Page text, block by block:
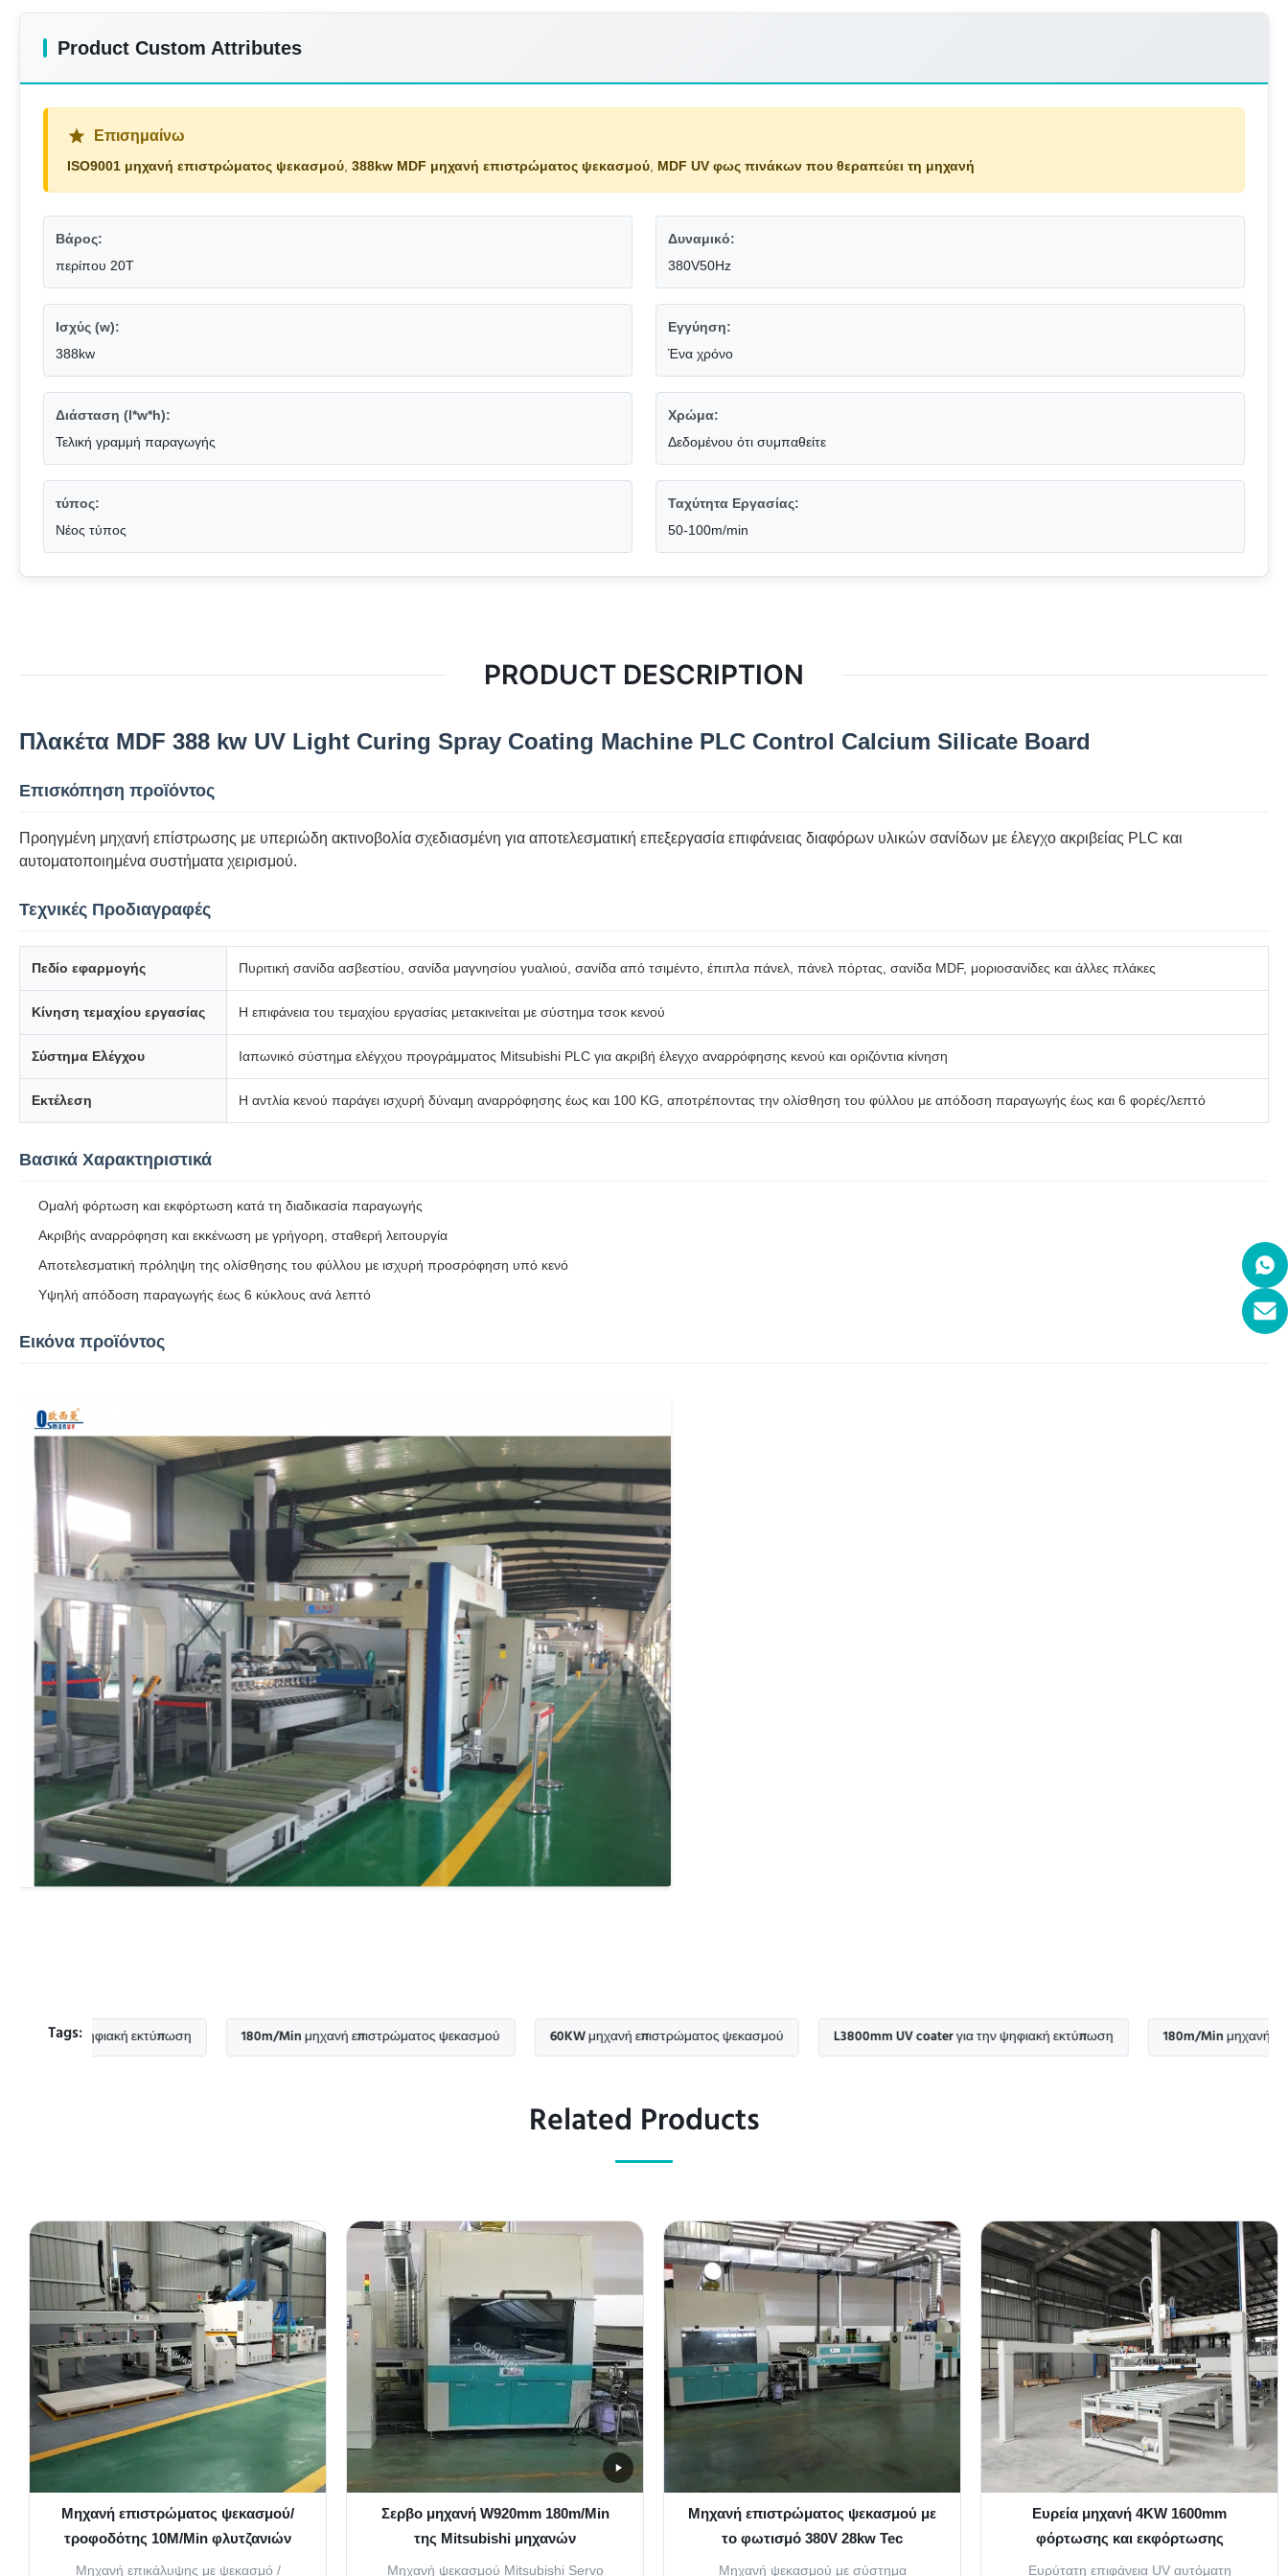
Product Custom Attributes
Επισημαίνω
ISO9001 μηχανή επιστρώματος ψεκασμού 388kw MDF μηχανή επιστρώματος ψεκασμού MDF UV φως πινάκων που θεραπεύει τη μηχανή
Βάρος:
περίπου 20T
Δυναμικό:
380V50Hz
Ισχύς (w):
388kw
Εγγύηση:
Ένα χρόνο
Διάσταση (l*w*h):
Τελική γραμμή παραγωγής
Χρώμα:
Δεδομένου ότι συμπαθείτε
τύπος:
Νέος τύπος
Ταχύτητα Εργασίας:
50-100m/min
PRODUCT DESCRIPTION
Πλακέτα MDF 388 kw UV Light Curing Spray Coating Machine PLC Control Calcium Silicate Board
Επισκόπηση προϊόντος
Προηγμένη μηχανή επίστρωσης με υπεριώδη ακτινοβολία σχεδιασμένη για αποτελεσματική επεξεργασία επιφάνειας διαφόρων υλικών σανίδων με έλεγχο ακριβείας PLC και
αυτοματοποιημένα συστήματα χειρισμού.
Τεχνικές Προδιαγραφές
Πεδίο εφαρμογής Πυριτική σανίδα ασβεστίου, σανίδα μαγνησίου γυαλιού, σανίδα από τσιμέντο, έπιπλα πάνελ, πάνελ πόρτας, σανίδα MDF, μοριοσανίδες και άλλες πλάκες
Κίνηση τεμαχίου εργασίας Η επιφάνεια του τεμαχίου εργασίας μετακινείται με σύστημα τσοκ κενού
Σύστημα Ελέγχου Ιαπωνικό σύστημα ελέγχου προγράμματος Mitsubishi PLC για ακριβή έλεγχο αναρρόφησης κενού και οριζόντια κίνηση
Εκτέλεση Η αντλία κενού παράγει ισχυρή δύναμη αναρρόφησης έως και 100 KG, αποτρέποντας την ολίσθηση του φύλλου με απόδοση παραγωγής έως και 6 φορές/λεπτό
Βασικά Χαρακτηριστικά
Ομαλή φόρτωση και εκφόρτωση κατά τη διαδικασία παραγωγής
Ακριβής αναρρόφηση και εκκένωση με γρήγορη, σταθερή λειτουργία
Αποτελεσματική πρόληψη της ολίσθησης του φύλλου με ισχυρή προσρόφηση υπό κενό
Υψηλή απόδοση παραγωγής έως 6 κύκλους ανά λεπτό
Εικόνα προϊόντος
Tags:
ψηφιακή εκτύπωση 180m/Min μηχανή επιστρώματος ψεκασμού 60KW μηχανή επιστρώματος ψεκασμού L3800mm UV coater για την ψηφιακή εκτύπωση 180m/Min μηχανή
Related Products
Μηχανή επιστρώματος ψεκασμού/
τροφοδότης 10M/Min φλυτζανιών
αναρρόφησης
Μηχανή επικάλυψης με ψεκασμό /
Σερβο μηχανή W920mm 180m/Min
της Mitsubishi μηχανών
επιστρώματος ψεκασμού
Μηχανή ψεκασμού Mitsubishi Servo
Μηχανή επιστρώματος ψεκασμού με
το φωτισμό 380V 28kw Tec
συστημάτων μεταφορέων
Μηχανή ψεκασμού με σύστημα
Ευρεία μηχανή 4KW 1600mm
φόρτωσης και εκφόρτωσης
επιστρώματος UV αυτόματη
Ευρύτατη επιφάνεια UV αυτόματη